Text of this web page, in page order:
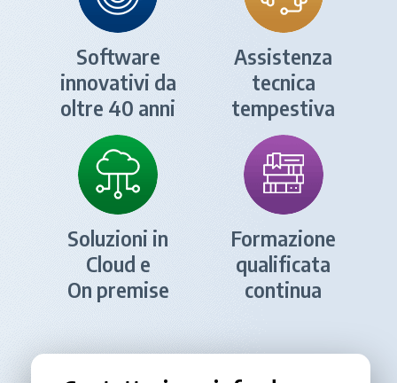
Software
innovativi da
oltre 40 anni
Assistenza
tecnica
tempestiva
Soluzioni in
Cloud e
On premise
Formazione
qualificata
continua